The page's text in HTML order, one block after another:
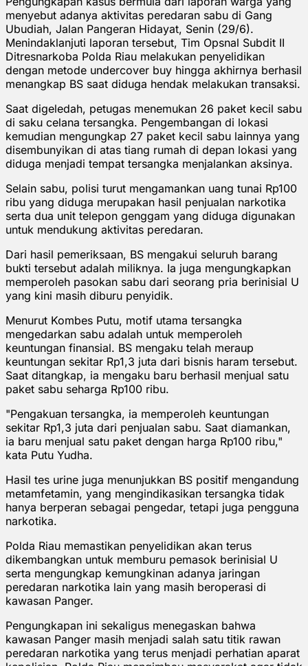
menyebut adanya aktivitas peredaran sabu di Gang
Ubudiah, Jalan Pangeran Hidayat, Senin (29/6).
Menindaklanjuti laporan tersebut, Tim Opsnal Subdit II
Ditresnarkoba Polda Riau melakukan penyelidikan
dengan metode undercover buy hingga akhirnya berhasil
menangkap BS saat diduga hendak melakukan transaksi.
Saat digeledah, petugas menemukan 26 paket kecil sabu
di saku celana tersangka. Pengembangan di lokasi
kemudian mengungkap 27 paket kecil sabu lainnya yang
disembunyikan di atas tiang rumah di depan lokasi yang
diduga menjadi tempat tersangka menjalankan aksinya.
Selain sabu, polisi turut mengamankan uang tunai Rp100
ribu yang diduga merupakan hasil penjualan narkotika
serta dua unit telepon genggam yang diduga digunakan
untuk mendukung aktivitas peredaran.
Dari hasil pemeriksaan, BS mengakui seluruh barang
bukti tersebut adalah miliknya. Ia juga mengungkapkan
memperoleh pasokan sabu dari seorang pria berinisial U
yang kini masih diburu penyidik.
Menurut Kombes Putu, motif utama tersangka
mengedarkan sabu adalah untuk memperoleh
keuntungan finansial. BS mengaku telah meraup
keuntungan sekitar Rp1,3 juta dari bisnis haram tersebut.
Saat ditangkap, ia mengaku baru berhasil menjual satu
paket sabu seharga Rp100 ribu.
"Pengakuan tersangka, ia memperoleh keuntungan
sekitar Rp1,3 juta dari penjualan sabu. Saat diamankan,
ia baru menjual satu paket dengan harga Rp100 ribu,"
kata Putu Yudha.
Hasil tes urine juga menunjukkan BS positif mengandung
metamfetamin, yang mengindikasikan tersangka tidak
hanya berperan sebagai pengedar, tetapi juga pengguna
narkotika.
Polda Riau memastikan penyelidikan akan terus
dikembangkan untuk memburu pemasok berinisial U
serta mengungkap kemungkinan adanya jaringan
peredaran narkotika lain yang masih beroperasi di
kawasan Panger.
Pengungkapan ini sekaligus menegaskan bahwa
kawasan Panger masih menjadi salah satu titik rawan
peredaran narkotika yang terus menjadi perhatian aparat